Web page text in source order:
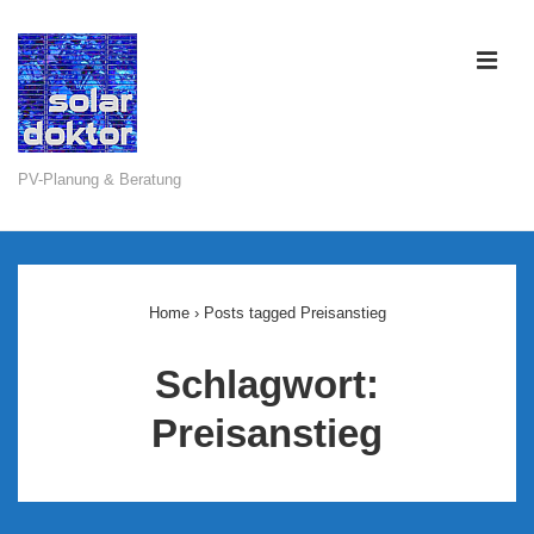
Zum
Inhalt
PV-Planung & Beratung
Home › Posts tagged Preisanstieg
Schlagwort:
Preisanstieg